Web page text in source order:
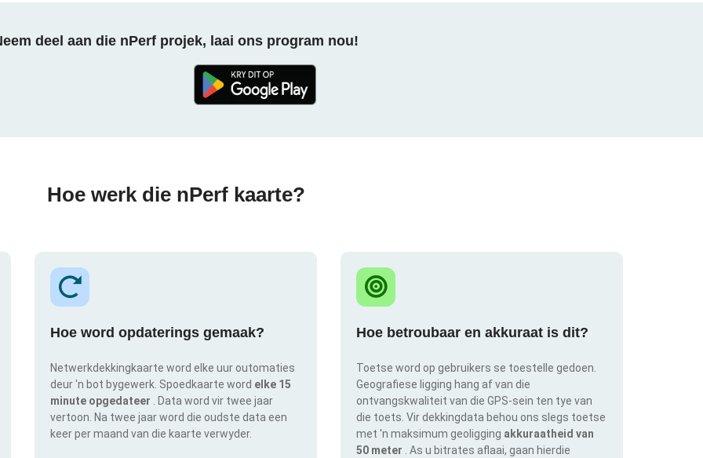
deel aan die nPerf projek, laai ons program nou!
Hoe werk die nPerf kaarte?
Hoe word opdaterings gemaak?
Netwerkdekkingkaarte word elke uur outomaties
deur 'n bot bygewerk. Spoedkaarte word elke 15
minute opgedateer
. Data word vir twee jaar
vertoon. Na twee jaar word die oudste data een
keer per maand van die kaarte verwyder.
Hoe betroubaar en akkuraat is dit?
Toetse word op gebruikers se toestelle gedoen.
Geografiese ligging hang af van die
ontvangskwaliteit van die GPS-sein ten tye van
die toets. Vir dekkingdata behou ons slegs toetse
met 'n maksimum geoligging akkuraatheid van
50 meter
. As u bitrates aflaai, gaan hierdie